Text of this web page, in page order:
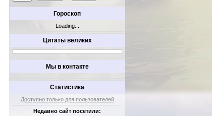
Гороскоп
Loading...
Цитаты великих
Мы в контакте
Статистика
Доступно только для пользователей
Недавно сайт посетили: